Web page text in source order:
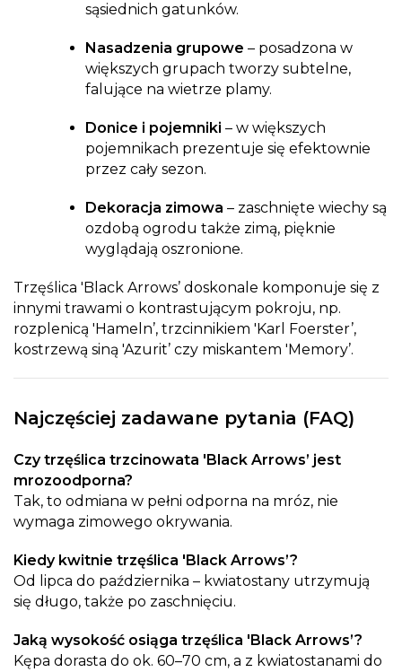
sąsiednich gatunków.
Nasadzenia grupowe – posadzona w
większych grupach tworzy subtelne,
falujące na wietrze plamy.
Donice i pojemniki – w większych
pojemnikach prezentuje się efektownie
przez cały sezon.
Dekoracja zimowa – zaschnięte wiechy są
ozdobą ogrodu także zimą, pięknie
wyglądają oszronione.
Trzęślica 'Black Arrows’ doskonale komponuje się z
innymi trawami o kontrastującym pokroju, np.
rozplenicą 'Hameln’, trzcinnikiem 'Karl Foerster’,
kostrzewą siną 'Azurit’ czy miskantem 'Memory’.
Najczęściej zadawane pytania (FAQ)
Czy trzęślica trzcinowata 'Black Arrows’ jest
mrozoodporna?
Tak, to odmiana w pełni odporna na mróz, nie
wymaga zimowego okrywania.
Kiedy kwitnie trzęślica 'Black Arrows’?
Od lipca do października – kwiatostany utrzymują
się długo, także po zaschnięciu.
Jaką wysokość osiąga trzęślica 'Black Arrows’?
Kępa dorasta do ok. 60–70 cm, a z kwiatostanami do